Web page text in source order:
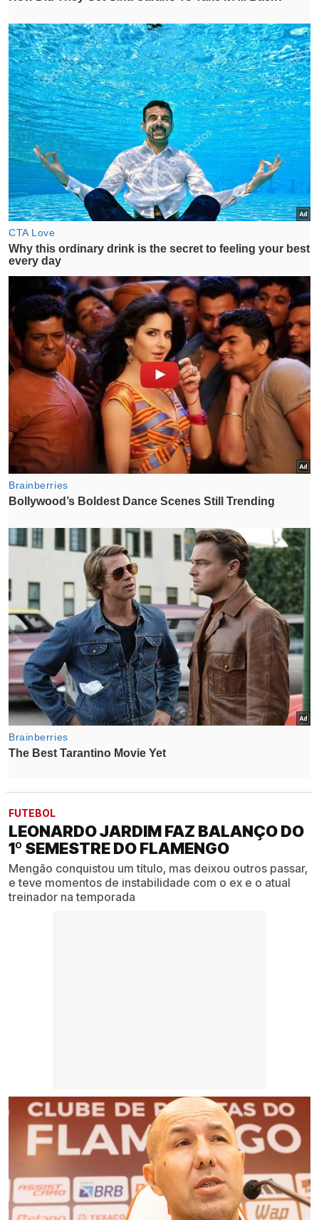
FUTEBOL
LEONARDO JARDIM FAZ BALANÇO DO
1º SEMESTRE DO FLAMENGO
Mengão conquistou um título, mas deixou outros passar,
e teve momentos de instabilidade com o ex e o atual
treinador na temporada